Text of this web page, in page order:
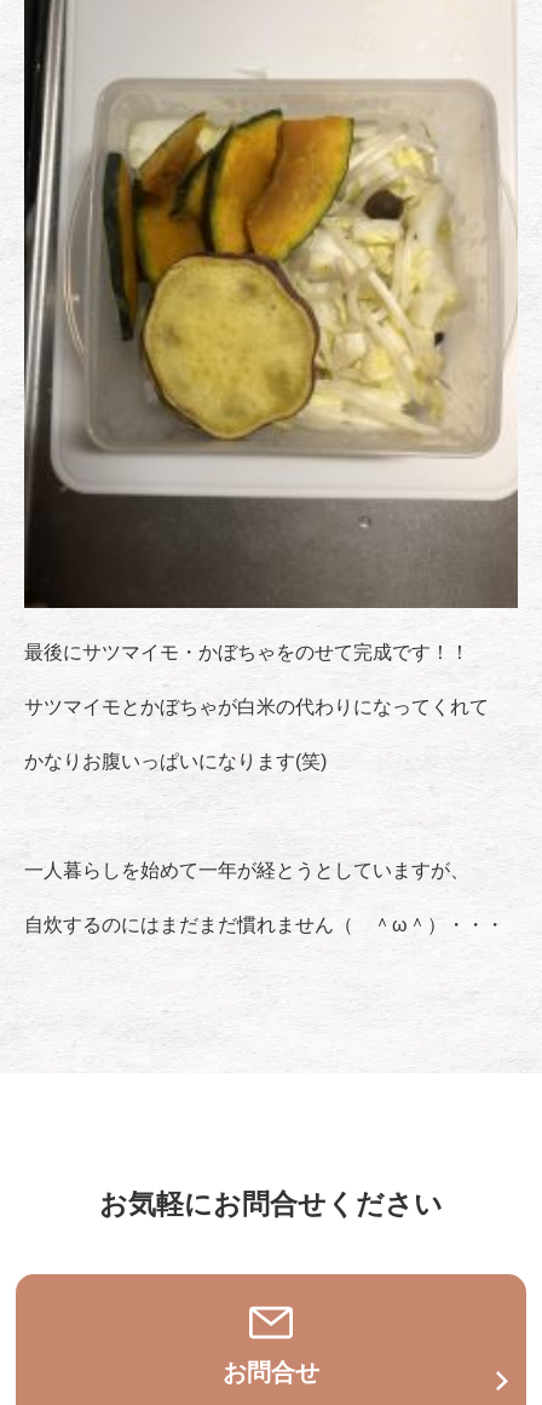
最後にサツマイモ・かぼちゃをのせて完成です！！
サツマイモとかぼちゃが白米の代わりになってくれて
かなりお腹いっぱいになります(笑)
一人暮らしを始めて一年が経とうとしていますが、
自炊するのにはまだまだ慣れません（ ＾ω＾）・・・
お気軽にお問合せください
お問合せ